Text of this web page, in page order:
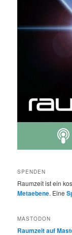
SPENDEN
Raumzeit ist ein
Metaebene. Eine
MASTODON
Raumzeit auf